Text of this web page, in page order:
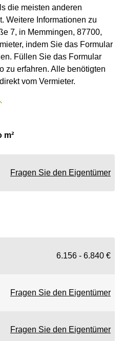
die meisten anderen
Weitere Informationen zu
7, in Memmingen, 87700,
indem Sie das Formular
Füllen Sie das Formular
zu erfahren. Alle benötigten
vom Vermieter.
m²
Fragen Sie den Eigentümer
6.156 - 6.840 €
Fragen Sie den Eigentümer
Fragen Sie den Eigentümer